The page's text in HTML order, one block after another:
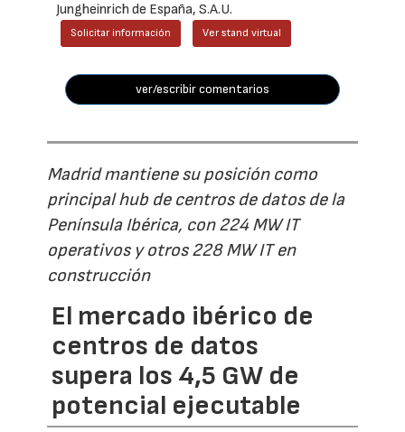
Jungheinrich de España, S.A.U.
Solicitar información Ver stand virtual
ver/escribir comentarios
Madrid mantiene su posición como
principal hub de centros de datos de la
Península Ibérica, con 224 MW IT
operativos y otros 228 MW IT en
construcción
El mercado ibérico de
centros de datos
supera los 4,5 GW de
potencial ejecutable